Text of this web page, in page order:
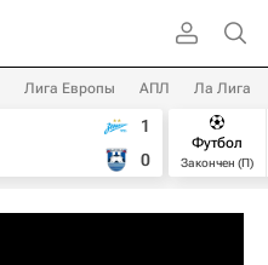
Лига Европы АПЛ Ла Лига
1
0
Футбол
Закончен (П)